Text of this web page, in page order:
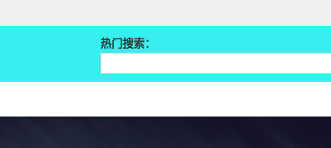
热门搜索：